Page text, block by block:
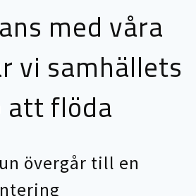
med våra
vi samhällets
flöda